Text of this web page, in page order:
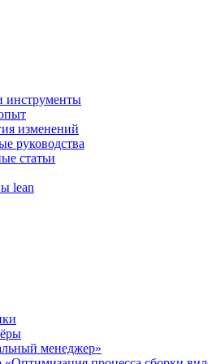
инструменты
изменений
руководства
статьи
lean
менеджер»